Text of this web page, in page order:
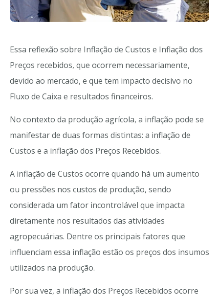
Essa reflexão sobre Inflação de Custos e Inflação dos
Preços recebidos, que ocorrem necessariamente,
devido ao mercado, e que tem impacto decisivo no
Fluxo de Caixa e resultados financeiros.
No contexto da produção agrícola, a inflação pode se
manifestar de duas formas distintas: a inflação de
Custos e a inflação dos Preços Recebidos.
A inflação de Custos ocorre quando há um aumento
ou pressões nos custos de produção, sendo
considerada um fator incontrolável que impacta
diretamente nos resultados das atividades
agropecuárias. Dentre os principais fatores que
influenciam essa inflação estão os preços dos insumos
utilizados na produção.
Por sua vez, a inflação dos Preços Recebidos ocorre